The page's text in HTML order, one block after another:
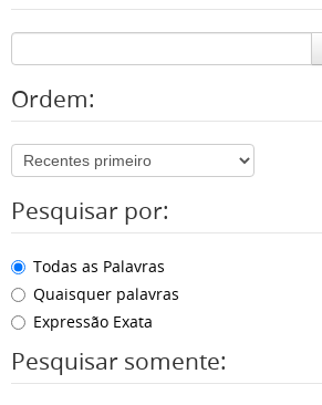
Ordem:
Pesquisar por:
Todas as Palavras
Quaisquer palavras
Expressão Exata
Pesquisar somente: